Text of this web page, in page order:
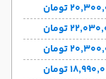
تومان
تومان
تومان
تومان